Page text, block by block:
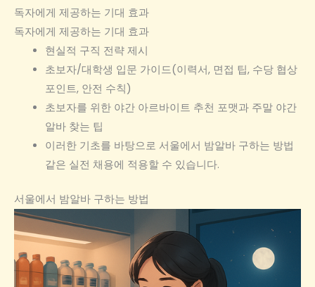
독자에게 제공하는 기대 효과
독자에게 제공하는 기대 효과
현실적 구직 전략 제시
초보자/대학생 입문 가이드(이력서, 면접 팁, 수당 협상
포인트, 안전 수칙)
초보자를 위한 야간 아르바이트 추천 포맷과 주말 야간
알바 찾는 팁
이러한 기초를 바탕으로 서울에서 밤알바 구하는 방법
같은 실전 채용에 적용할 수 있습니다.
서울에서 밤알바 구하는 방법